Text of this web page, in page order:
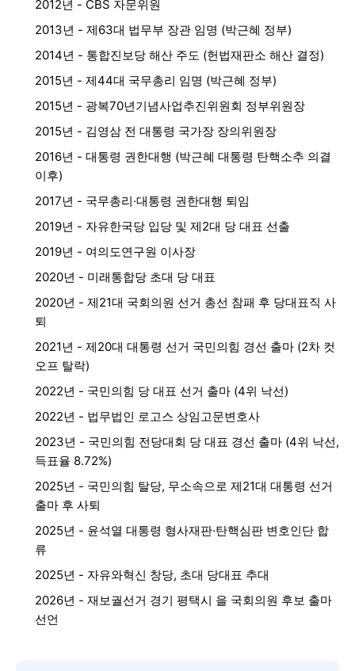
2012년 - CBS 자문위원
2013년 - 제63대 법무부 장관 임명 (박근혜 정부)
2014년 - 통합진보당 해산 주도 (헌법재판소 해산 결정)
2015년 - 제44대 국무총리 임명 (박근혜 정부)
2015년 - 광복70년기념사업추진위원회 정부위원장
2015년 - 김영삼 전 대통령 국가장 장의위원장
2016년 - 대통령 권한대행 (박근혜 대통령 탄핵소추 의결
이후)
2017년 - 국무총리·대통령 권한대행 퇴임
2019년 - 자유한국당 입당 및 제2대 당 대표 선출
2019년 - 여의도연구원 이사장
2020년 - 미래통합당 초대 당 대표
2020년 - 제21대 국회의원 선거 총선 참패 후 당대표직 사
퇴
2021년 - 제20대 대통령 선거 국민의힘 경선 출마 (2차 컷
오프 탈락)
2022년 - 국민의힘 당 대표 선거 출마 (4위 낙선)
2022년 - 법무법인 로고스 상임고문변호사
2023년 - 국민의힘 전당대회 당 대표 경선 출마 (4위 낙선,
득표율 8.72%)
2025년 - 국민의힘 탈당, 무소속으로 제21대 대통령 선거
출마 후 사퇴
2025년 - 윤석열 대통령 형사재판·탄핵심판 변호인단 합
류
2025년 - 자유와혁신 창당, 초대 당대표 추대
2026년 - 재보궐선거 경기 평택시 을 국회의원 후보 출마
선언